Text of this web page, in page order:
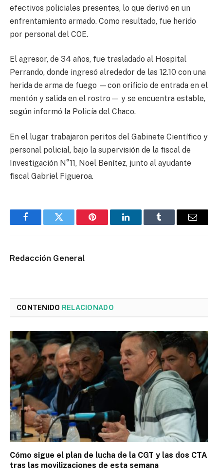
efectivos policiales presentes, lo que derivó en un
enfrentamiento armado. Como resultado, fue herido
por personal del COE.
El agresor, de 34 años, fue trasladado al Hospital
Perrando, donde ingresó alrededor de las 12.10 con una
herida de arma de fuego —con orificio de entrada en el
mentón y salida en el rostro— y se encuentra estable,
según informó la Policía del Chaco.
En el lugar trabajaron peritos del Gabinete Científico y
personal policial, bajo la supervisión de la fiscal de
Investigación N°11, Noel Benítez, junto al ayudante
fiscal Gabriel Figueroa.
FacebookTwitter Pinterest LinkedInTumblr Email
Redacción General
CONTENIDO RELACIONADO
Cómo sigue el plan de lucha de la CGT y las dos CTA
tras las movilizaciones de esta semana